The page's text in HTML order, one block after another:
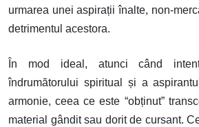
urmarea unei aspirații înalte, non-
detrimentul acestora.
În mod ideal, atunci când
îndrumătorului spiritual și a
armonie, ceea ce este “obținut”
material gândit sau dorit de cursant.